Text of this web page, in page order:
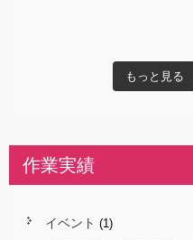
もっと見る
作業実績
イベント (1)